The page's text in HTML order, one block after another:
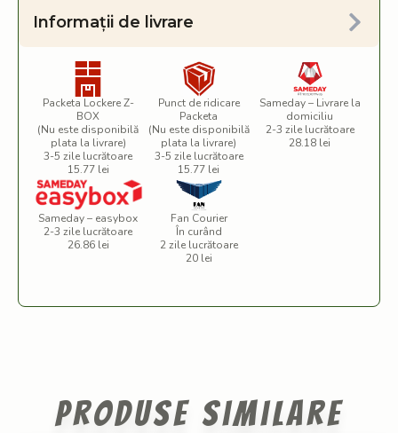
Informații de livrare
Packeta Lockere Z-
BOX
(Nu este disponibilă
plata la livrare)
3-5 zile lucrătoare
15.77 lei
Punct de ridicare
Packeta
(Nu este disponibilă
plata la livrare)
3-5 zile lucrătoare
15.77 lei
Sameday – Livrare la
domiciliu
2-3 zile lucrătoare
28.18 lei
Sameday – easybox
2-3 zile lucrătoare
26.86 lei
Fan Courier
În curând
2 zile lucrătoare
20 lei
Produse similare